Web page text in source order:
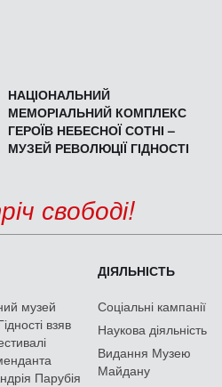
НАЦІОНАЛЬНИЙ
МЕМОРІАЛЬНИЙ КОМПЛЕКС
ГЕРОЇВ НЕБЕСНОЇ СОТНІ –
МУЗЕЙ РЕВОЛЮЦІЇ ГІДНОСТІ
свободі!
музей
взяв
Парубія
ДІЯЛЬНІСТЬ
Соціальні кампанії
Наукова діяльність
Видання Музею
Майдану